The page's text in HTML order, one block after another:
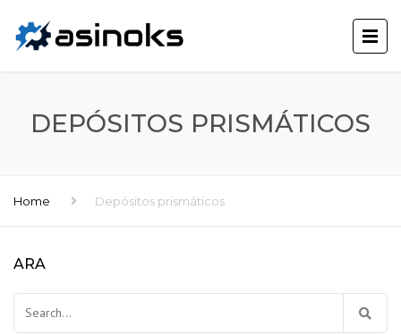
DEPÓSITOS PRISMÁTICOS
Home Depósitos prismáticos
ARA